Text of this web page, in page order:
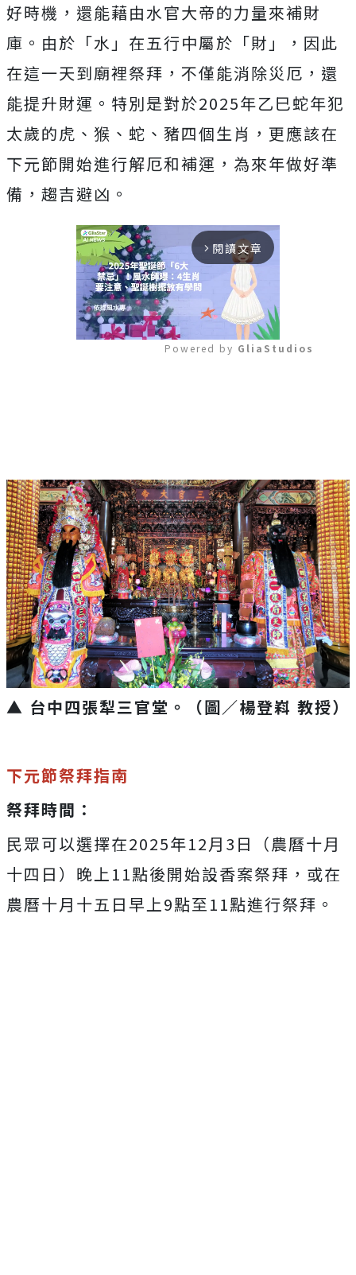
好時機，還能藉由水官大帝的力量來補財
庫。由於「水」在五行中屬於「財」，因此
在這一天到廟裡祭拜，不僅能消除災厄，還
能提升財運。特別是對於2025年乙巳蛇年犯
太歲的虎、猴、蛇、豬四個生肖，更應該在
下元節開始進行解厄和補運，為來年做好準
備，趨吉避凶。
arrow_forward_ios 閱讀文章
Powered by GliaStudios
▲ 台中四張犁三官堂。 （圖／楊登嵙 教授）
下元節祭拜指南
祭拜時間：
民眾可以選擇在2025年12月3日（農曆十月
十四日）晚上11點後開始設香案祭拜，或在
農曆十月十五日早上9點至11點進行祭拜。